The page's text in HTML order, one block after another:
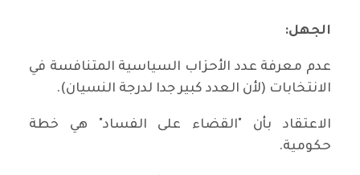
الجهل:
عدم معرفة عدد الأحزاب السياسية المتنافسة في
الانتخابات (لأن العدد كبير جدا لدرجة النسيان).
الاعتقاد بأن "القضاء على الفساد" هي خطة
حكومية.